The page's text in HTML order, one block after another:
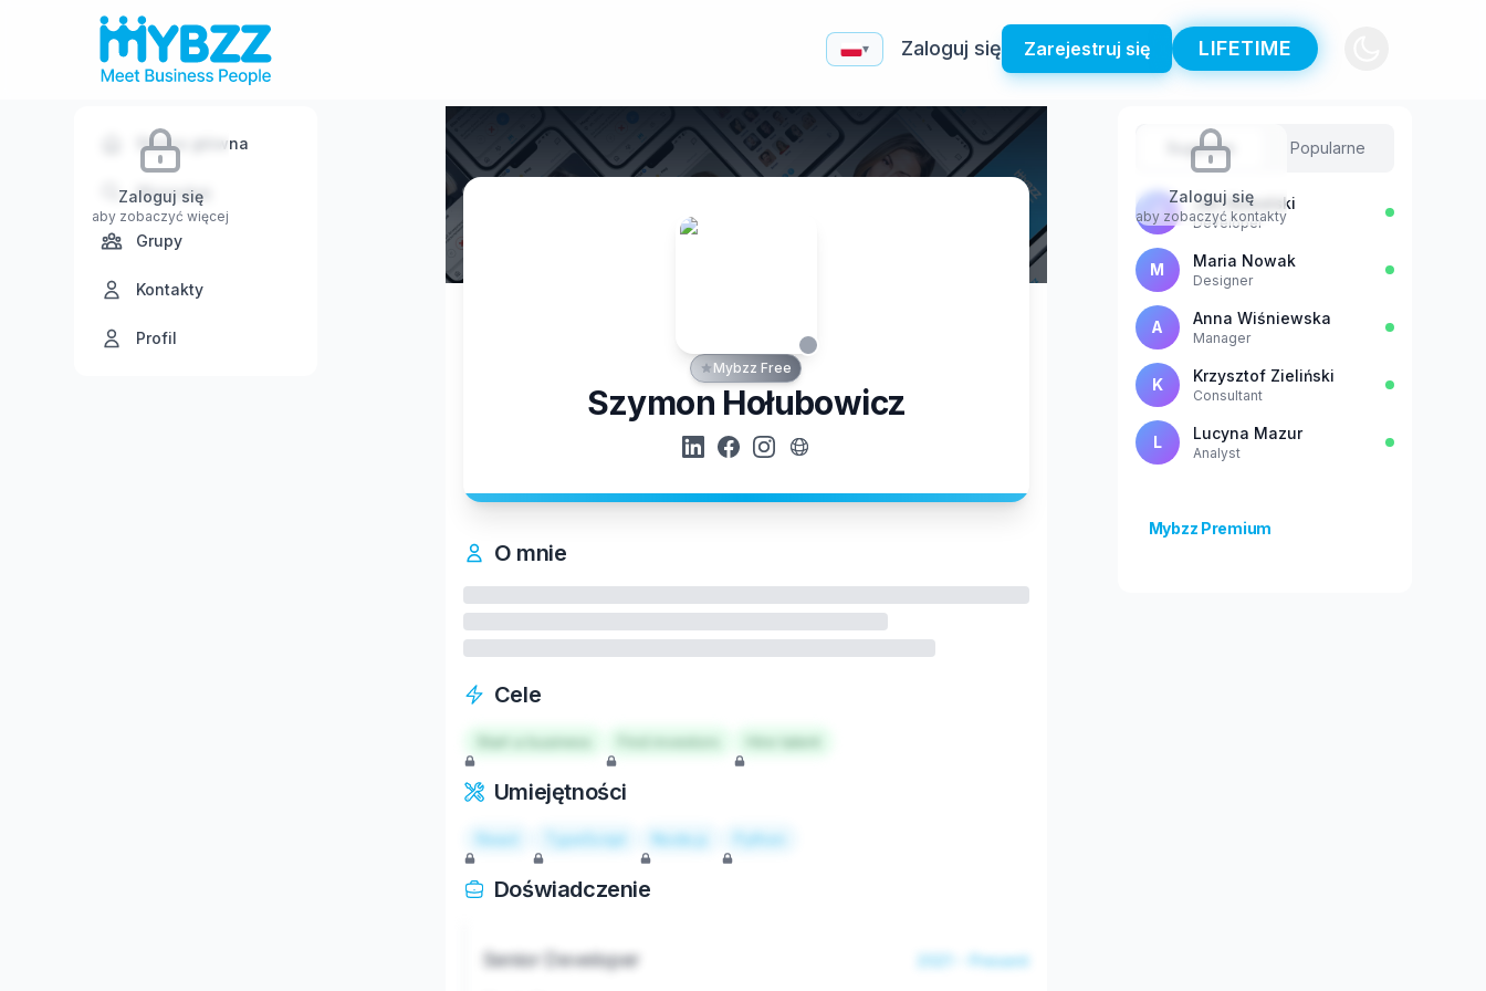
▾ Zaloguj się Zarejestruj się LIFETIME
Zaloguj się
aby zobaczyć więcej
Strona główna
Wyszukaj
Grupy
Kontakty
Profil
Mybzz Free
Szymon Hołubowicz
O mnie
Cele
Start a business Hire talent
Umiejętności
React TypeScript Node.js Python
Doświadczenie
Senior Developer 2021 - Present
Zaloguj się
aby zobaczyć kontakty
Sugestie Popularne
J Jan Kowalski
Developer
M Maria Nowak
Designer
A Anna Wiśniewska
Manager
K Krzysztof Zieliński
Consultant
L Lucyna Mazur
Analyst
Mybzz Premium